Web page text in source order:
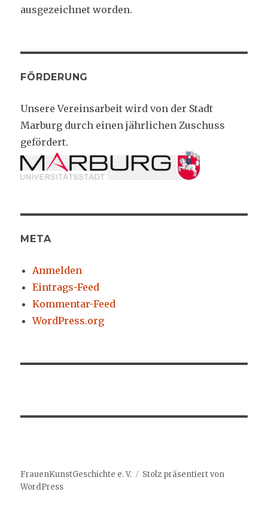
ausgezeichnet worden.
FÖRDERUNG
Unsere Vereinsarbeit wird von der Stadt
Marburg durch einen jährlichen Zuschuss
gefördert.
META
Anmelden
Eintrags-Feed
Kommentar-Feed
WordPress.org
FrauenKunstGeschichte e. V.
Stolz präsentiert von
WordPress